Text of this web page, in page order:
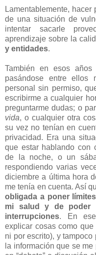
Lamentablemente,
de una situación de
intentar sacarle
aprendizaje sobre la
y entidades.
También en esos años
pasándose entre ellos
personal sin permiso,
escribirme a cualquier
preguntarme dudas; o
vida, o cualquier otra
su vez no tenían en
privacidad. Era una
que estar hablando con
de la noche, o un
respondiendo varias
diciembre a última hora
me tenía en cuenta. Así
obligada a poner
mi salud y de poder
interrupciones. En ese
explicar cosas como
ni por escrito), y
la información que se